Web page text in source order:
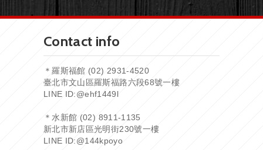
Contact info
＊羅斯福館 (02) 2931-4520
臺北市文山區羅斯福路六段68號一樓
LINE ID:@ehf1449l
＊水新館 (02) 8911-1135
新北市新店區光明街230號一樓
LINE ID:@144kpoyo